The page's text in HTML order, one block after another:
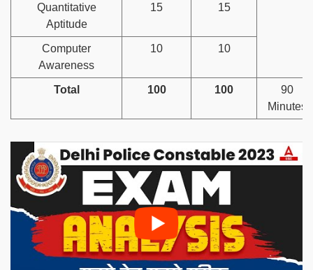
Quantitative
Aptitude
15 15
Computer
Awareness
10 10
Total 100 100
90
Minutes